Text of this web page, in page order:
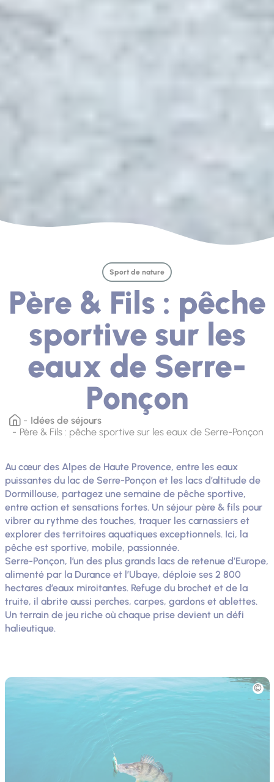
Père & Fils : pêche
sportive sur les
eaux de Serre-
Ponçon
Sport de nature
Idées de séjours
Père & Fils : pêche sportive sur les eaux de Serre-Ponçon
Au cœur des Alpes de Haute Provence, entre les eaux
puissantes du lac de Serre-Ponçon et les lacs d’altitude de
Dormillouse, partagez une semaine de pêche sportive,
entre action et sensations fortes. Un séjour père & fils pour
vibrer au rythme des touches, traquer les carnassiers et
explorer des territoires aquatiques exceptionnels. Ici, la
pêche est sportive, mobile, passionnée.
Serre-Ponçon, l’un des plus grands lacs de retenue d’Europe,
alimenté par la Durance et l’Ubaye, déploie ses 2 800
hectares d’eaux miroitantes. Refuge du brochet et de la
truite, il abrite aussi perches, carpes, gardons et ablettes.
Un terrain de jeu riche où chaque prise devient un défi
halieutique.
Photo